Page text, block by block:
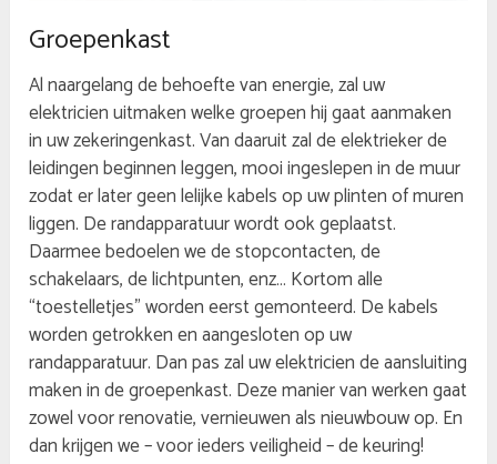
Groepenkast
Al naargelang de behoefte van energie, zal uw
elektricien uitmaken welke groepen hij gaat aanmaken
in uw zekeringenkast. Van daaruit zal de elektrieker de
leidingen beginnen leggen, mooi ingeslepen in de muur
zodat er later geen lelijke kabels op uw plinten of muren
liggen. De randapparatuur wordt ook geplaatst.
Daarmee bedoelen we de stopcontacten, de
schakelaars, de lichtpunten, enz… Kortom alle
“toestelletjes” worden eerst gemonteerd. De kabels
worden getrokken en aangesloten op uw
randapparatuur. Dan pas zal uw elektricien de aansluiting
maken in de groepenkast. Deze manier van werken gaat
zowel voor renovatie, vernieuwen als nieuwbouw op. En
dan krijgen we – voor ieders veiligheid – de keuring!